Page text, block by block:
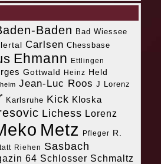
Baden Bad Wiessee
Carlsen Chessbase
Ehmann Ettlingen
Gottwald Heinz Held
Jean-Luc Roos J Lorenz
Karlsruhe Kick Kloska
Lichess Lorenz
Metz Pfleger R.
Riehen Sasbach
64 Schlosser Schmaltz